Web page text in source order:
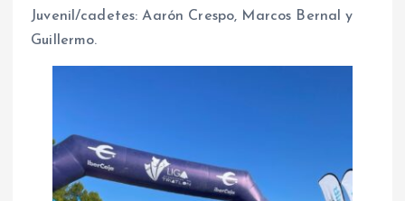
Juvenil/cadetes: Aarón Crespo, Marcos Bernal y
Guillermo.